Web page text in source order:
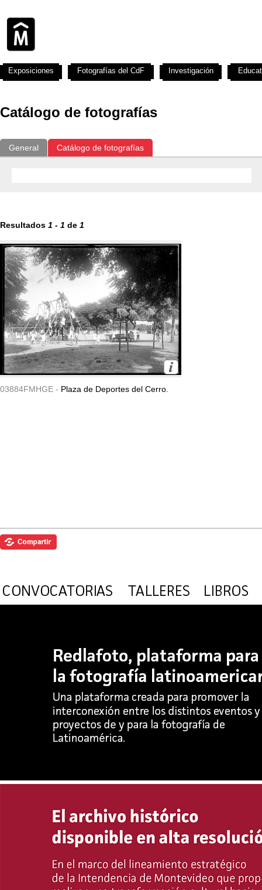
Catálogo de fotografías
General Catálogo de fotografías
Resultados 1 - 1 de 1
03884FMHGE - Plaza de Deportes del Cerro.
Exposiciones Fotografías del CdF Investigación